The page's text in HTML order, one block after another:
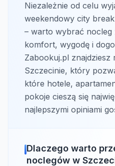
Niezależnie od celu
weekendowy city
– warto wybrać nocleg
komfort, wygodę i
Zabookuj.pl
Szczecinie, który
które hotele,
pokoje cieszą się
najlepszymi opiniami
Dlaczego warto
noclegów w